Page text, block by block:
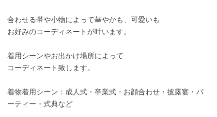
合わせる帯や小物によって華やかも、可愛いも
お好みのコーディネートが叶います。
着用シーンやお出かけ場所によって
コーディネート致します。
着物着用シーン：成人式・卒業式・お顔合わせ・披露宴・パ
ーティー・式典など